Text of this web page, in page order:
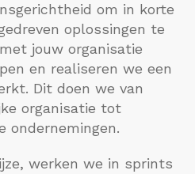
om in korte
oplossingen te
jouw organisatie
en realiseren we een
Dit doen we van
organisatie tot
ondernemingen.
werken we in sprints